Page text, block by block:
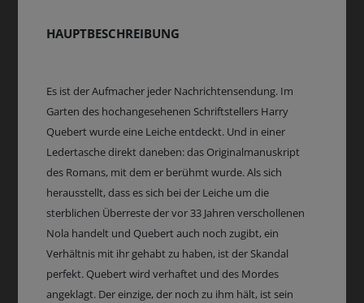
HAUPTBESCHREIBUNG
Es ist der Aufmacher jeder Nachrichtensendung. Im
Garten des hochangesehenen Schriftstellers Harry
Quebert wurde eine Leiche entdeckt. Und in einer
Ledertasche direkt daneben: das Originalmanuskript
des Romans, mit dem er berühmt wurde. Als sich
herausstellt, dass es sich bei der Leiche um die
sterblichen Überreste der vor 33 Jahren verschollenen
Nola handelt und Quebert auch noch zugibt, ein
Verhältnis mit ihr gehabt zu haben, ist der Skandal
perfekt. Quebert wird verhaftet und des Mordes
angeklagt. Der einzige, der noch zu ihm hält, ist sein